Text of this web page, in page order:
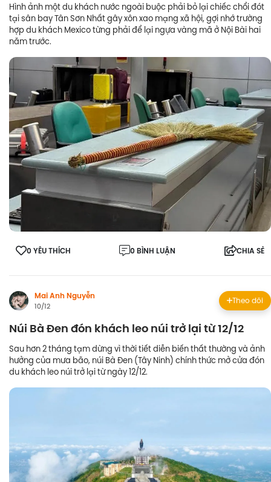
Hình ảnh một du khách nước ngoài buộc phải bỏ lại chiếc chổi đót
tại sân bay Tân Sơn Nhất gây xôn xao mạng xã hội, gợi nhớ trường
hợp du khách Mexico từng phải để lại ngựa vàng mã ở Nội Bài hai
năm trước.
0 YÊU THÍCH 0 BÌNH LUẬN CHIA SẺ
Mai Anh Nguyễn
10/12
Theo dõi
Núi Bà Đen đón khách leo núi trở lại từ 12/12
Sau hơn 2 tháng tạm dừng vì thời tiết diễn biến thất thường và ảnh
hưởng của mưa bão, núi Bà Đen (Tây Ninh) chính thức mở cửa đón
du khách leo núi trở lại từ ngày 12/12.